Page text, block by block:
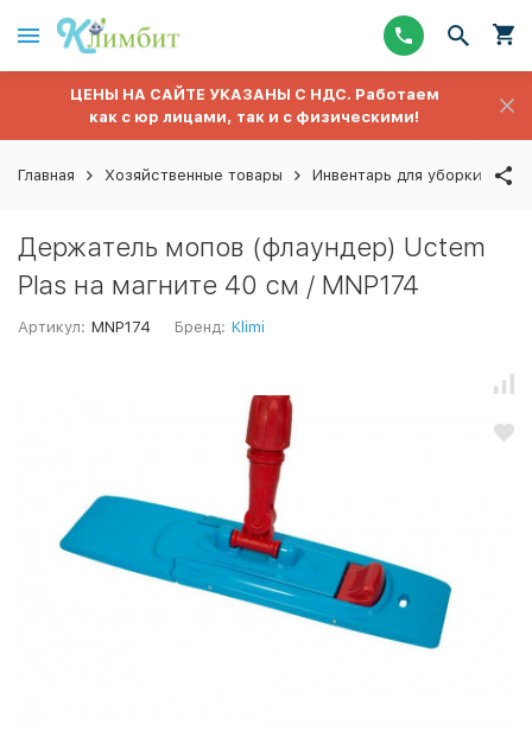
ЦЕНЫ НА САЙТЕ УКАЗАНЫ С НДС. Работаем
как с юр лицами, так и с физическими!
Главная Хозяйственные товары Инвентарь для уборки полов
Держатель мопов (флаундер) Uctem
Plas на магните 40 см / МNP174
Артикул: МNP174 Бренд: Klimi